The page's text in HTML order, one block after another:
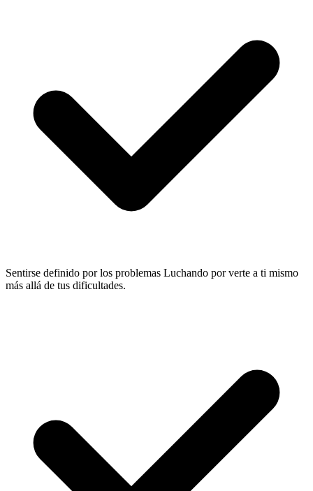
Sentirse definido por los problemas Luchando por verte a ti mismo
más allá de tus dificultades.